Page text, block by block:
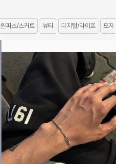
원피스/스커트 뷰티 디지털/라이프 모자